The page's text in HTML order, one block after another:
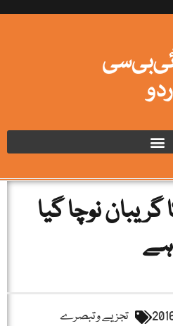
نوچا گیا
ہے
تجزیے و تبصرے